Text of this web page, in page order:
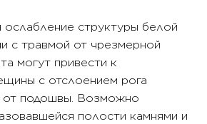
ослабление структуры белой
с травмой от чрезмерной
могут привести к
с отслоением рога
от подошвы. Возможно
полости камнями и